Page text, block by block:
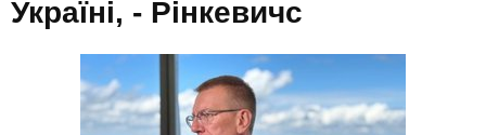
Україні, - Рінкевичс